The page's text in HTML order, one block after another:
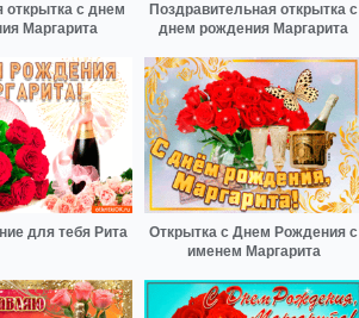
открытка с днем
Маргарита
Поздравительная открытка с
днем рождения Маргарита
для тебя Рита
Открытка с Днем Рождения с
именем Маргарита